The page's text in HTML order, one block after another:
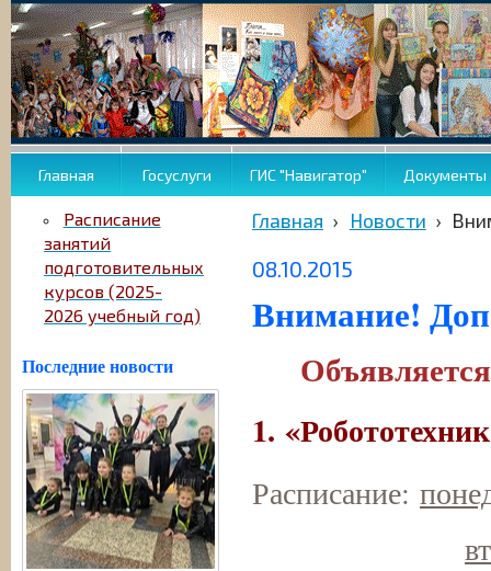
Главная Госуслуги ГИС "Навигатор" Документы
Расписание
занятий
подготовительных
курсов (2025-
2026 учебный год)
Последние новости
Главная › Новости ›
08.10.2015
Внимание!
1.
Расписание: